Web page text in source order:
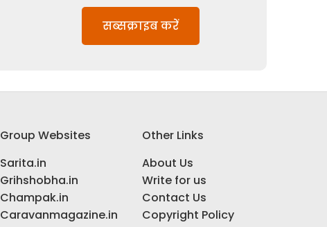
सब्सक्राइब करें
Group Websites
Sarita.in
Grihshobha.in
Champak.in
Caravanmagazine.in
Other Links
About Us
Write for us
Contact Us
Copyright Policy